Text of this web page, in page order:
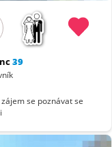
39
se poznávat se